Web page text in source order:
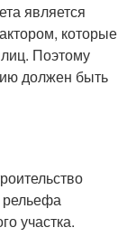
является
которые
Поэтому
должен быть
рельефа
участка.